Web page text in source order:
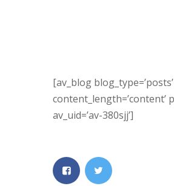
[av_blog
content_length=’content’
av_uid=’av-380sjj’]